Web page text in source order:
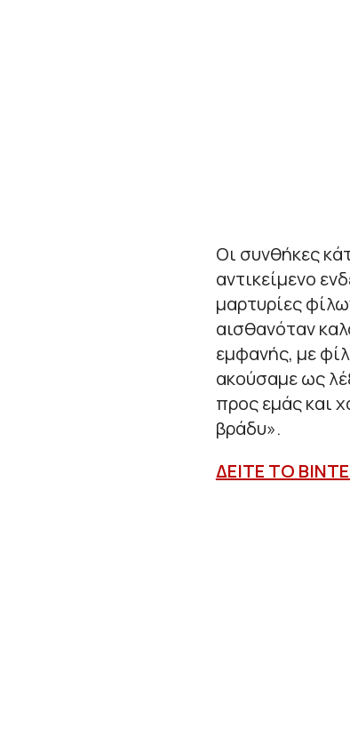
Οι συνθήκες
αντικείμενο
μαρτυρίες
αισθανόταν
εμφανής, με
ακούσαμε ως
προς εμάς και
βράδυ».
ΔΕΙΤΕ ΤΟ